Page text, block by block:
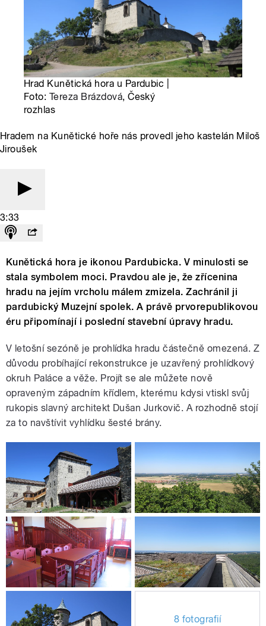
Hrad Kunětická hora u Pardubic |
Foto: Tereza Brázdová, Český
rozhlas
Hradem na Kunětické hoře nás provedl jeho kastelán Miloš
Jiroušek
3:33
Kunětická hora je ikonou Pardubicka. V minulosti se
stala symbolem moci. Pravdou ale je, že zřícenina
hradu na jejím vrcholu málem zmizela. Zachránil ji
pardubický Muzejní spolek. A právě prvorepublikovou
éru připomínají i poslední stavební úpravy hradu.
V letošní sezóně je prohlídka hradu částečně omezená. Z
důvodu probíhající rekonstrukce je uzavřený prohlídkový
okruh Paláce a věže. Projít se ale můžete nově
opraveným západním křídlem, kterému kdysi vtiskl svůj
rukopis slavný architekt Dušan Jurkovič. A rozhodně stojí
za to navštívit vyhlídku šesté brány.
8 fotografií